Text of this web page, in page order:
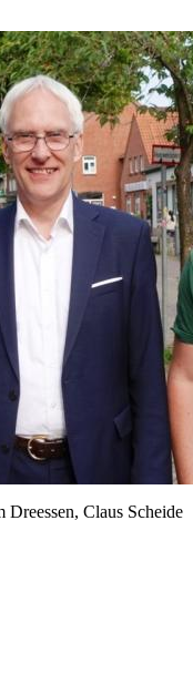
Dreessen, Claus Scheide